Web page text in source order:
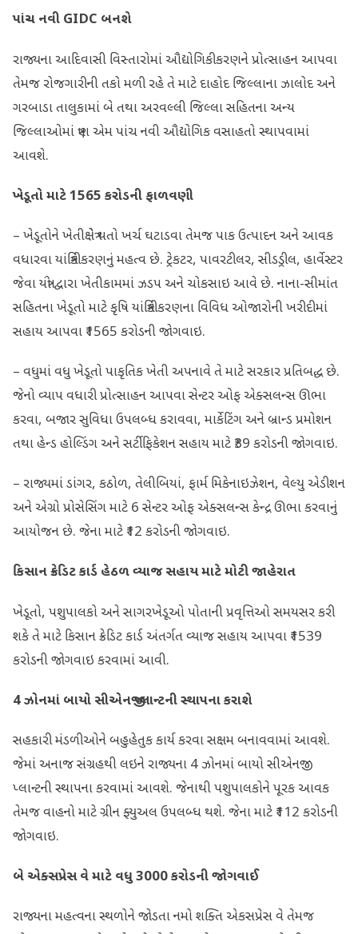
પાંચ નવી GIDC બનશે
રાજ્યના આદિવાસી વિસ્તારોમાં ઔદ્યોગિકીકરણને પ્રોત્સાહન આપવા
તેમજ રોજગારીની તકો મળી રહે તે માટે દાહોદ જિલ્લાના ઝાલોદ અને
ગરબાડા તાલુકામાં બે તથા અરવલ્લી જિલ્લા સહિતના અન્ય
જિલ્લાઓમાં ત્રણ એમ પાંચ નવી ઔદ્યોગિક વસાહતો સ્થાપવામાં
આવશે.
ખેડૂતો માટે1565 કરોડની ફાળવણી
– ખેડૂતોને ખેતીક્ષેત્રે થતો ખર્ચ ઘટાડવા તેમજ પાક ઉત્પાદન અને આવક
વધારવા યાંત્રિકીકરણનું મહત્વ છે. ટ્રેકટર, પાવરટીલર, સીડડ્રીલ, હાર્વેસ્ટર
જેવા યંત્રો દ્વારા ખેતીકામમાં ઝડપ અને ચોકસાઇ આવે છે. નાના-સીમાંત
સહિતના ખેડૂતો માટે કૃષિ યાંત્રિકીકરણના વિવિધ ઓજારોની ખરીદીમાં
સહાય આપવા ₹1565 કરોડની જોગવાઇ.
– વધુમાં વધુ ખેડૂતો પાકૃતિક ખેતી અપનાવે તે માટે સરકાર પ્રતિબદ્ધ છે.
જેનો વ્યાપ વધારી પ્રોત્સાહન આપવા સેન્ટર ઓફ એક્સલન્સ ઊભા
કરવા, બજાર સુવિધા ઉપલબ્ધ કરાવવા, માર્કેટિંગ અને બ્રાન્‍ડ પ્રમોશન
તથા હેન્ડ હોલ્ડિંગ અને સર્ટીફિકેશન સહાય માટે ₹39 કરોડની જોગવાઇ.
– રાજ્યમાં ડાંગર, કઠોળ, તેલીબિયાં, ફાર્મ મિકેનાઇઝેશન, વેલ્યુ એડીશન
અને એગ્રો પ્રોસેસિંગ માટે 6 સેન્ટર ઓફ એક્સલન્સ કેન્દ્ર ઊભા કરવાનું
આયોજન છે. જેના માટે ₹12 કરોડની જોગવાઇ.
કિસાન ક્રેડિટ કાર્ડ હેઠળ વ્યાજ સહાય માટે મોટી જાહેરાત
ખેડૂતો, પશુપાલકો અને સાગરખેડૂઓ પોતાની પ્રવૃત્તિઓ સમયસર કરી
શકે તે માટે કિસાન ક્રેડિટ કાર્ડ અંતર્ગત વ્યાજ સહાય આપવા ₹1539
કરોડની જોગવાઇ કરવામાં આવી.
4ઝોનમાં બાયો સીએનજી પ્લાન્‍ટની સ્થાપના કરાશે
સહકારી મંડળીઓને બહુહેતુક કાર્ય કરવા સક્ષમ બનાવવામાં આવશે.
જેમાં અનાજ સંગ્રહથી લઇને રાજ્યના 4 ઝોનમાં બાયો સીએનજી
પ્લાન્‍ટની સ્થાપના કરવામાં આવશે. જેનાથી પશુપાલકોને પૂરક આવક
તેમજ વાહનો માટે ગ્રીન ફ્યુઅલ ઉપલબ્ધ થશે. જેના માટે ₹112 કરોડની
જોગવાઇ.
બે એક્સપ્રેસ વે માટે વધુ3000કરોડની જોગવાઈ
રાજ્યના મહત્વના સ્થળોને જોડતા નમો શક્તિ એકસપ્રેસ વે તેમજ